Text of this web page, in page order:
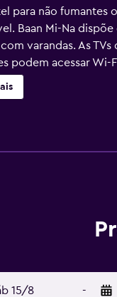
para não fumantes
Baan Mi-Na
varandas. As
podem acessar
comodidades como
15/8 -